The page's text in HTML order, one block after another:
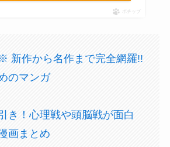
ポチップ
新作から名作まで完全網羅!!
のマンガ
き！心理戦や頭脳戦が面白
画まとめ